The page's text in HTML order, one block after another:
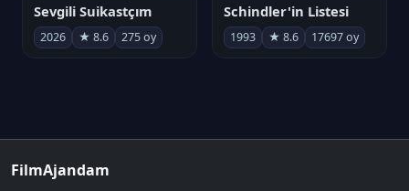
Sevgili Suikastçım
2026 ★ 8.6 275 oy
Schindler'in Listesi
1993 ★ 8.6 17697 oy
FilmAjandam